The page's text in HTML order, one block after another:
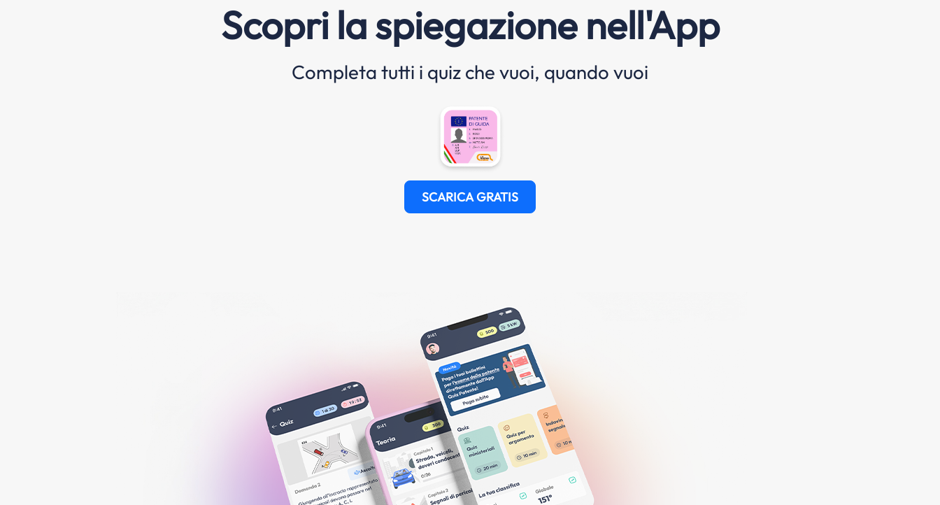
Scopri la spiegazione nell'App
Completa tutti i quiz che vuoi, quando vuoi
SCARICA GRATIS